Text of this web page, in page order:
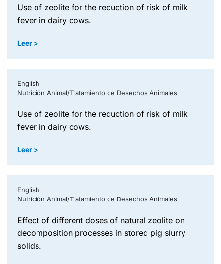
use of zeolite for the reduction of risk of milk
fever in dairy cows.
Leer >
English
Nutrición Animal/Tratamiento de Desechos Animales
use of zeolite for the reduction of risk of milk
fever in dairy cows.
Leer >
English
Nutrición Animal/Tratamiento de Desechos Animales
effect of different doses of natural zeolite on
decomposition processes in stored pig slurry
solids.